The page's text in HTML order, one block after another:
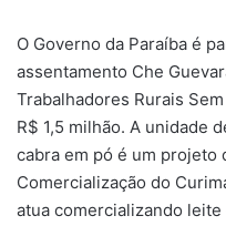
O Governo da Paraíba é
assentamento Che
Trabalhadores Rurais
R$ 1,5 milhão. A unidade
cabra em pó é um projeto
Comercialização do
atua comercializando